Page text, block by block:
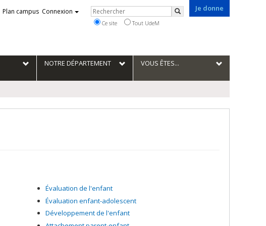
Je donne
Plan campus Connexion Rechercher
Rechercher
Ce site Tout UdeM
NOTRE DÉPARTEMENT VOUS ÊTES...
Évaluation de l'enfant
Évaluation enfant-adolescent
Développement de l'enfant